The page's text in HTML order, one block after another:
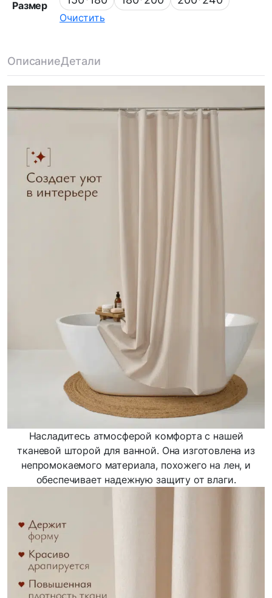
Размер
Очистить
ОписаниеДетали
Насладитесь атмосферой комфорта с нашей
тканевой шторой для ванной. Она изготовлена из
непромокаемого материала, похожего на лен, и
обеспечивает надежную защиту от влаги.